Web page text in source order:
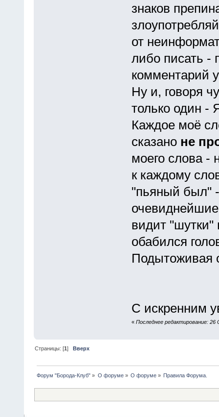
знаков
от
либо писать -
комментарий
Ну и, говоря
только один -
Каждое моё
сказано не
моего слова -
к каждому
"пьяный был"
видит "шутки"
обабился
Подытоживая
С искренним
« Последнее редактирование:
Страницы: [1]Вверх
Форум "Борода-Клуб" » О форуме» О форуме» Правила Форума.